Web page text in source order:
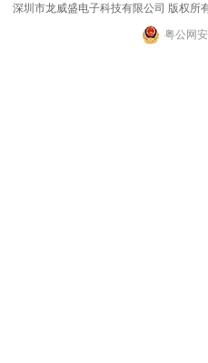
深圳市龙威盛电子科技有限公司 版权
粤公网